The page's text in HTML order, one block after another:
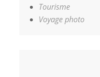
Tourisme
Voyage photo